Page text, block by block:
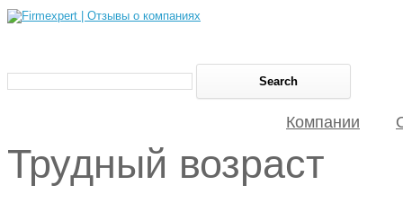
Компании
Трудный возраст